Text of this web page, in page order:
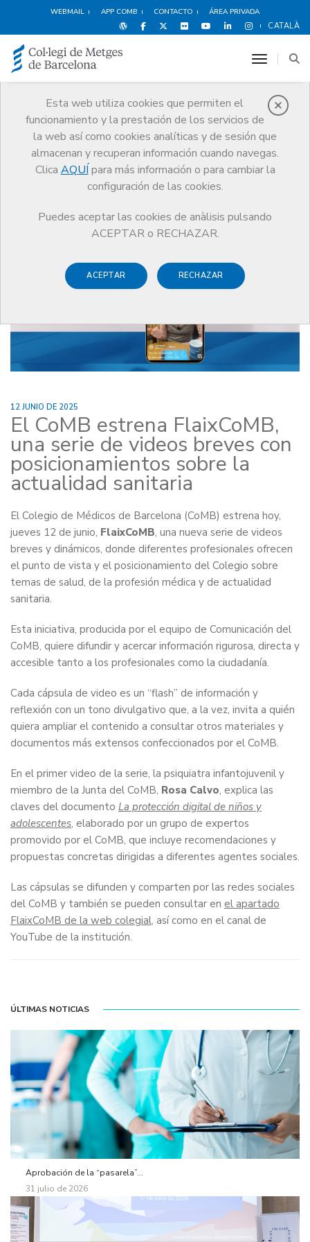
WEBMAIL APP COMB CONTACTO ÁREA PRIVADA
CATALÀ
Esta web utiliza cookies que permiten el
funcionamiento y la prestación de los servicios de
la web así como cookies analíticas y de sesión que
almacenan y recuperan información cuando navegas.
Clica AQUÍ para más información o para cambiar la
configuración de las cookies.
Puedes aceptar las cookies de anàlisis pulsando
ACEPTAR o RECHAZAR.
ACEPTAR RECHAZAR
toggle
Noticias
Comunicación
Noticias
El CoMB estrena FlaixCoMB, una serie de videos breves con
posicionamientos sobre la actualidad sanitaria
12 JUNIO DE 2025
El CoMB estrena FlaixCoMB,
una serie de videos breves con
posicionamientos sobre la
actualidad sanitaria
El Colegio de Médicos de Barcelona (CoMB) estrena hoy,
jueves 12 de junio, FlaixCoMB, una nueva serie de videos
breves y dinámicos, donde diferentes profesionales ofrecen
el punto de vista y el posicionamiento del Colegio sobre
temas de salud, de la profesión médica y de actualidad
sanitaria.
Esta iniciativa, producida por el equipo de Comunicación del
CoMB, quiere difundir y acercar información rigurosa, directa y
accesible tanto a los profesionales como la ciudadanía.
Cada cápsula de video es un “flash” de información y
reflexión con un tono divulgativo que, a la vez, invita a quién
quiera ampliar el contenido a consultar otros materiales y
documentos más extensos confeccionados por el CoMB.
En el primer video de la serie, la psiquiatra infantojuvenil y
miembro de la Junta del CoMB, Rosa Calvo, explica las
claves del documento La protección digital de niños y
adolescentes, elaborado por un grupo de expertos
promovido por el CoMB, que incluye recomendaciones y
propuestas concretas dirigidas a diferentes agentes sociales.
Las cápsulas se difunden y comparten por las redes sociales
del CoMB y también se pueden consultar en el apartado
FlaixCoMB de la web colegial, así como en el canal de
YouTube de la institución.
ÚLTIMAS NOTICIAS
Aprobación de la “pasarela”...
31 julio de 2026